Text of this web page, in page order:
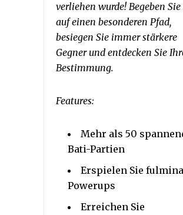
verliehen wurde! Begeben Sie
auf einen besonderen Pfad,
besiegen Sie immer stärkere
Gegner und entdecken Sie
Bestimmung.
Features:
Mehr als 50
Bati-Partien
Erspielen Sie
Powerups
Erreichen Sie